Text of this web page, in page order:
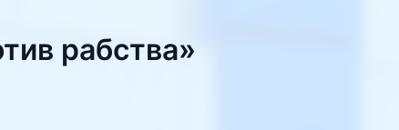
рабства»